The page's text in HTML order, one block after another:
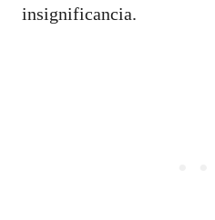
insignificancia.